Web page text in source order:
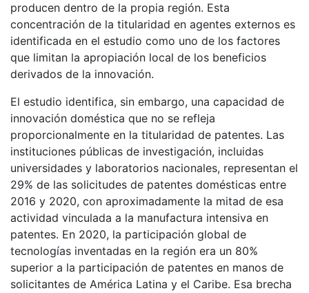
producen dentro de la propia región. Esta
concentración de la titularidad en agentes externos es
identificada en el estudio como uno de los factores
que limitan la apropiación local de los beneficios
derivados de la innovación.
El estudio identifica, sin embargo, una capacidad de
innovación doméstica que no se refleja
proporcionalmente en la titularidad de patentes. Las
instituciones públicas de investigación, incluidas
universidades y laboratorios nacionales, representan el
29% de las solicitudes de patentes domésticas entre
2016 y 2020, con aproximadamente la mitad de esa
actividad vinculada a la manufactura intensiva en
patentes. En 2020, la participación global de
tecnologías inventadas en la región era un 80%
superior a la participación de patentes en manos de
solicitantes de América Latina y el Caribe. Esa brecha